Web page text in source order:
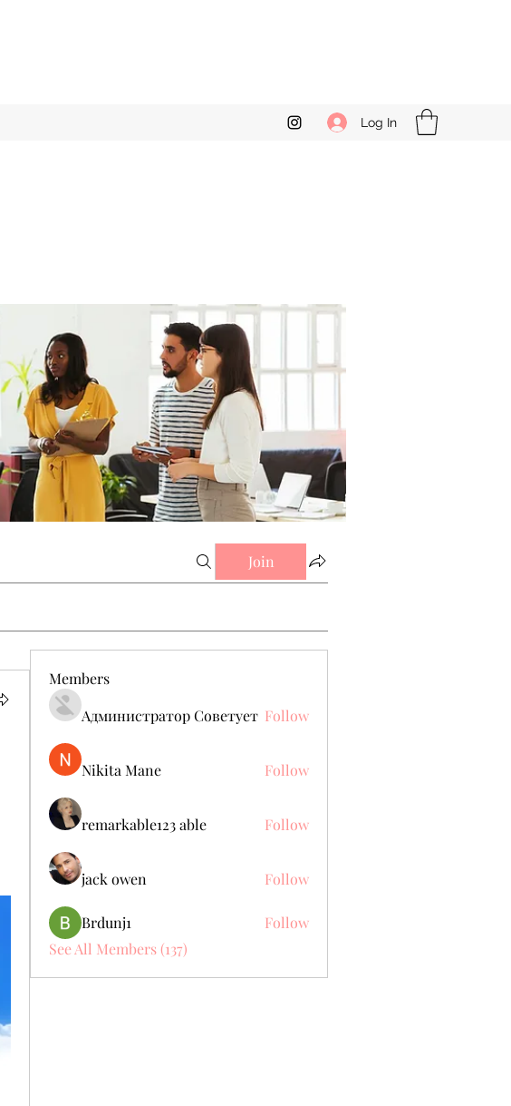
Log In
Join
Members
Администратор Советует Follow
Nikita Mane Follow
remarkable123 able Follow
jack owen Follow
Brdunj1
Follow
See All Members (137)